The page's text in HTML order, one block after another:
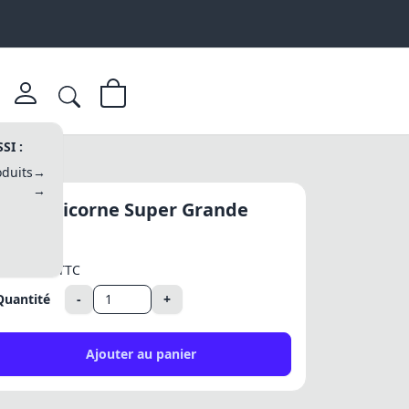
:
→
→
Badge Licorne Super Grande
TTC
- +
Ajouter au panier